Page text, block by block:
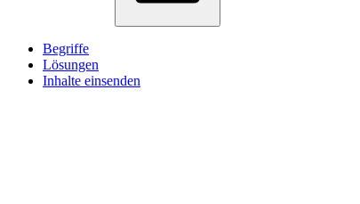
Begriffe
Lösungen
Inhalte einsenden